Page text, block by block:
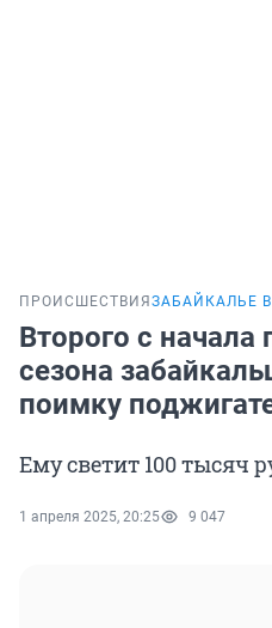
ПРОИСШЕСТВИЯ ЗАБАЙКАЛЬЕ
Второго с
сезона
поимку
Ему светит 100 тысяч
1 апреля 2025, 20:25 9 047